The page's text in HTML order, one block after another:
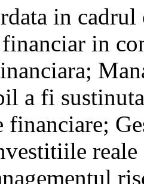
in
in
a fi
financiare;